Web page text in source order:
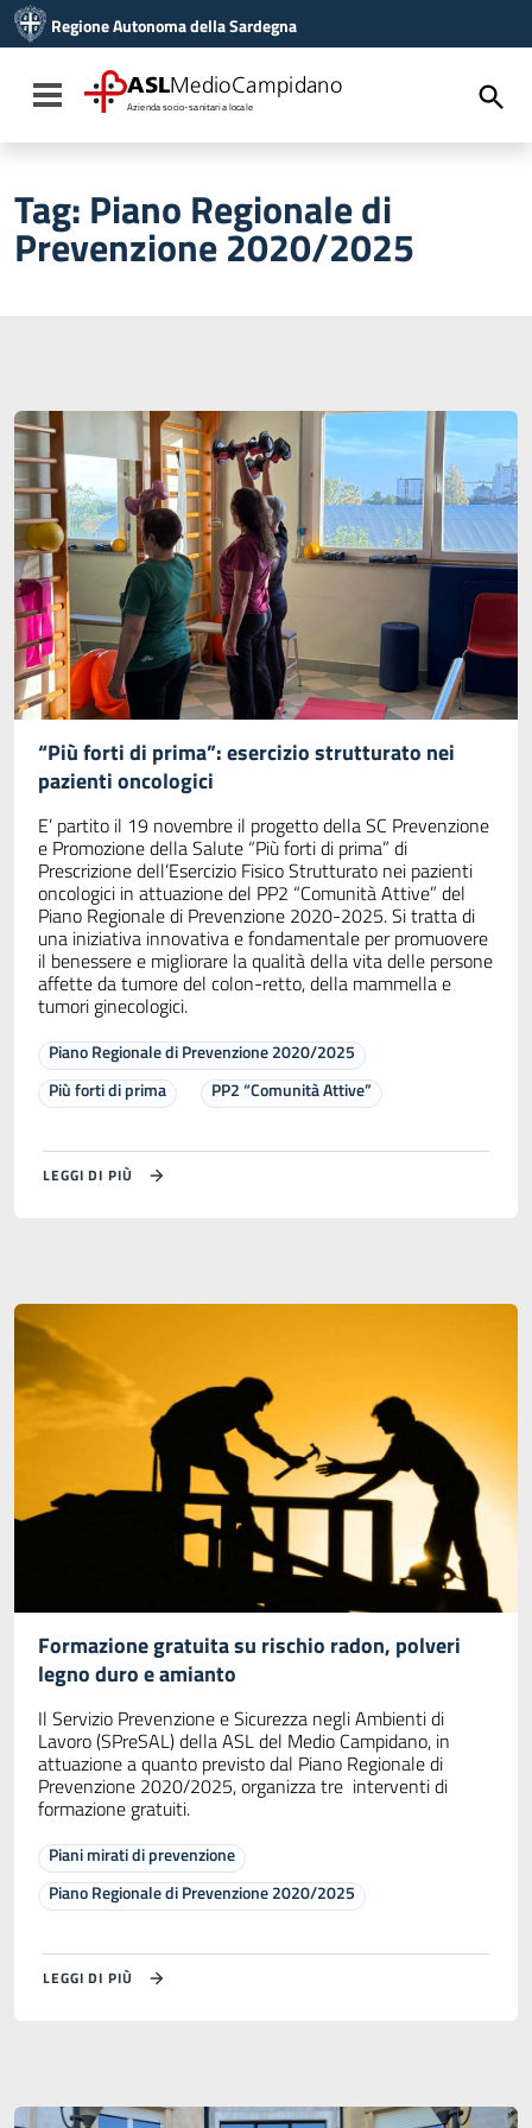
Vai al menu di navigazione
Vai al footer
Regione Autonoma della Sardegna
Toggle navigation
ASLMedioCampidano
Azienda socio-sanitaria locale
Tag: Piano Regionale di
Prevenzione 2020/2025
“Più forti di prima”: esercizio strutturato nei
pazienti oncologici
E’ partito il 19 novembre il progetto della SC Prevenzione
e Promozione della Salute “Più forti di prima” di
Prescrizione dell’Esercizio Fisico Strutturato nei pazienti
oncologici in attuazione del PP2 “Comunità Attive” del
Piano Regionale di Prevenzione 2020-2025. Si tratta di
una iniziativa innovativa e fondamentale per promuovere
il benessere e migliorare la qualità della vita delle persone
affette da tumore del colon-retto, della mammella e
tumori ginecologici.
Piano Regionale di Prevenzione 2020/2025
Più forti di prima
PP2 “Comunità Attive”
LEGGI DI PIÙ
Formazione gratuita su rischio radon, polveri
legno duro e amianto
Il Servizio Prevenzione e Sicurezza negli Ambienti di
Lavoro (SPreSAL) della ASL del Medio Campidano, in
attuazione a quanto previsto dal Piano Regionale di
Prevenzione 2020/2025, organizza tre interventi di
formazione gratuiti.
Piani mirati di prevenzione
Piano Regionale di Prevenzione 2020/2025
LEGGI DI PIÙ